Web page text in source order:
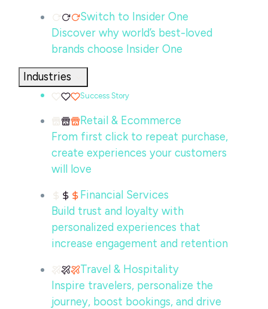
Switch to Insider One
Discover why world’s best-loved
brands choose Insider One
Industries
Success Story
Retail & Ecommerce
From first click to repeat purchase,
create experiences your customers
will love
Financial Services
Build trust and loyalty with
personalized experiences that
increase engagement and retention
Travel & Hospitality
Inspire travelers, personalize the
journey, boost bookings, and drive